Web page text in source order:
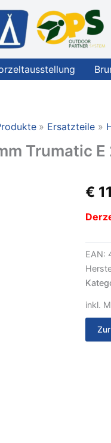
Ersatzteile
Trumatic E
€
EAN:
inkl.